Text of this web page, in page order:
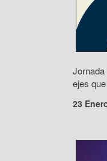
ejes
23